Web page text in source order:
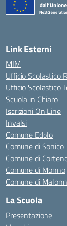
Link Esterni
MIM
Ufficio Scolastico
Ufficio Scolastico
Scuola in Chiaro
Iscrizioni On Line
Invalsi
Comune Edolo
Comune di Sonico
Comune di
Comune di Monno
Comune di
La Scuola
Presentazione